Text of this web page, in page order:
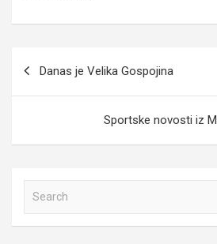
чланка
Danas je Velika Gospojina
Sportske novosti iz